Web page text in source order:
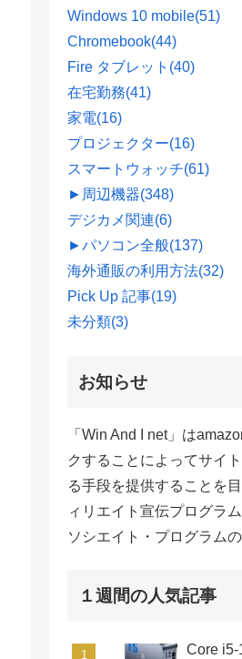
Windows 10 mobile(51)
Chromebook(44)
Fire タブレット (40)
在宅勤務(41)
家電(16)
プロジェクター(16)
スマートウォッチ(61)
► 周辺機器(348)
デジカメ関連(6)
►パソコン全般(137)
海外通販の利用方法(32)
Pick Up 記事(19)
未分類(3)
お知らせ
「Win And I net」は
クすることによってサイ
る手段を提供することを
ィリエイト宣伝プログラ
ソシエイト・プログラムの
１週間の人気記事
Core i5-